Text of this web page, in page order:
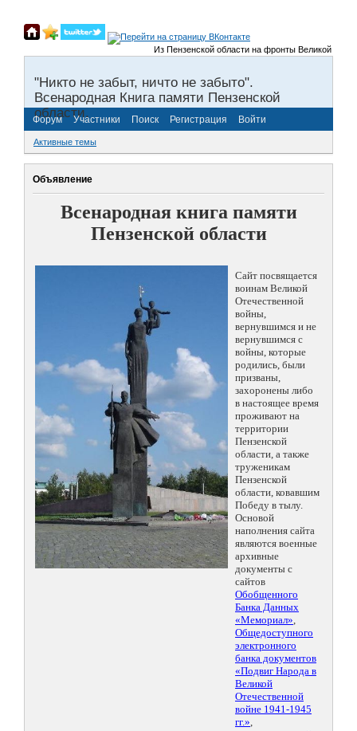
Из Пензенской области на фронты Великой
"Никто не забыт, ничто не забыто".
Всенародная Книга памяти Пензенской
области.
Форум Участники Поиск Регистрация Войти
Активные темы
Объявление
Всенародная книга памяти
Пензенской области
Сайт посвящается
воинам Великой
Отечественной
войны,
вернувшимся и не
вернувшимся с
войны, которые
родились, были
призваны,
захоронены либо
в настоящее время
проживают на
территории
Пензенской
области, а также
труженикам
Пензенской
области, ковавшим
Победу в тылу.
Основой
наполнения сайта
являются военные
архивные
документы с
сайтов
Обобщенного
Банка Данных
«Мемориал»,
Общедоступного
электронного
банка документов
«Подвиг Народа в
Великой
Отечественной
войне 1941-1945
гг.»,